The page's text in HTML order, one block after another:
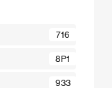
716
8P1
933